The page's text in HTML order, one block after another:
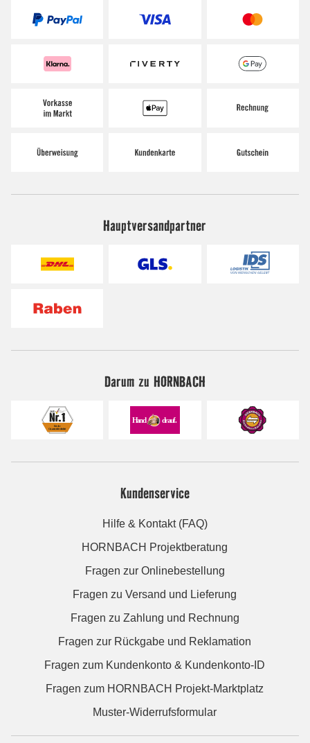
Hauptversandpartner
Darum zu HORNBACH
Kundenservice
Hilfe & Kontakt (FAQ)
HORNBACH Projektberatung
Fragen zur Onlinebestellung
Fragen zu Versand und Lieferung
Fragen zu Zahlung und Rechnung
Fragen zur Rückgabe und Reklamation
Fragen zum Kundenkonto & Kundenkonto-ID
Fragen zum HORNBACH Projekt-Marktplatz
Muster-Widerrufsformular